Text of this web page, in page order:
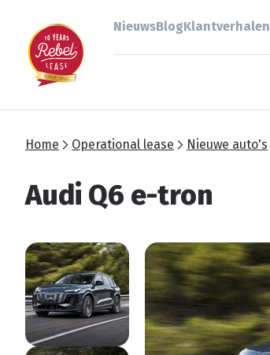
NieuwsBlogKlantverhalen
Home Operational lease Nieuwe auto's
Audi Q6 e-tron